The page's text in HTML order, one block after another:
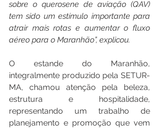
sobre o querosene de aviação (QAV)
tem sido um estímulo importante para
atrair mais rotas e aumentar o fluxo
aéreo para o Maranhão”, explicou.
O estande do Maranhão,
integralmente produzido pela SETUR-
MA, chamou atenção pela beleza,
estrutura e hospitalidade,
representando um trabalho de
planejamento e promoção que vem